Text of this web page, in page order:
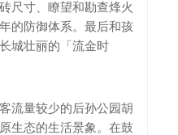
尺寸、瞭望和勘查烽火
的防御体系。最后和孩
城壮丽的「流金时
流量较少的后孙公园胡
生态的生活景象。在鼓